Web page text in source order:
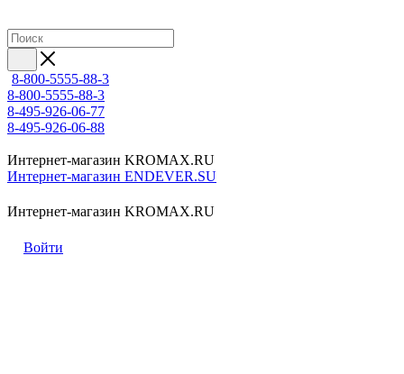
8-800-5555-88-3
8-800-5555-88-3
8-495-926-06-77
8-495-926-06-88
Интернет-магазин KROMAX.RU
Интернет-магазин ENDEVER.SU
Интернет-магазин KROMAX.RU
Войти